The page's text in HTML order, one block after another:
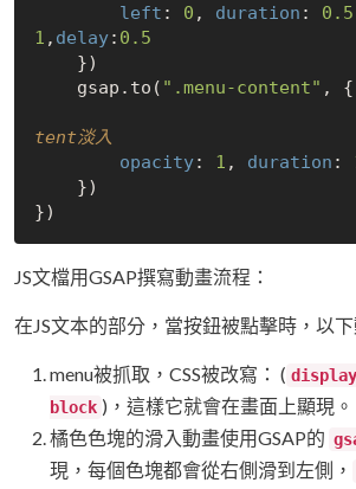
left : 0 , duration : 0.5
1 , delay: 0.5
    gsap.to(
".menu-content" , {
tent淡入
opacity: 1 , duration :
JS文檔用GSAP撰寫動畫流程：
在JS文本的部分，當按鈕被點擊時，以下
menu被抓取，CSS被改寫： (
block )，這樣它就會在畫面上顯現。
橘色色塊的滑入動畫使用GSAP的
現，每個色塊都會從右側滑到左側，